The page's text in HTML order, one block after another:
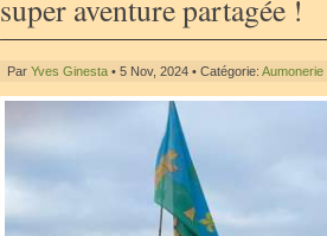
super aventure partagée !
Par Yves Ginesta • 5 Nov, 2024 • Catégorie: Aumonerie